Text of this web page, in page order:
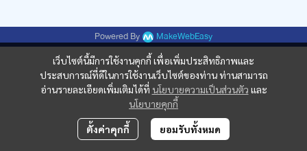
เว็บไซต์นี้มีการใช้งานคุกกี้ เพื่อเพิ่มประสิทธิภาพและ
ประสบการณ์ที่ดีในการใช้งานเว็บไซต์ของท่าน ท่านสามารถ
อ่านรายละเอียดเพิ่มเติมได้ที่ นโยบายความเป็นส่วนตัว และ
นโยบายคุกกี้
ตั้งค่าคุกกี้ ยอมรับทั้งหมด
Powered By MakeWebEasy